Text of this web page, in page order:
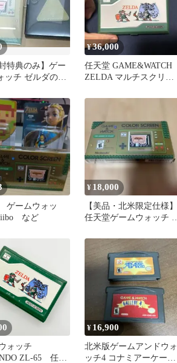
特典のみ】ゲー
ッチ ゼルダの伝
¥36,000
任天堂 GAME&WATCH
ZELDA マルチスクリー
ゲームウォッ
など
¥ 18,000
【美品・北米限定仕様】
任天堂ゲームウォッチ ゼ
ォッチ
ZL-65 任天
¥ 16,900
北米版ゲームアンドウォ
ッチ4 コナミアーケード